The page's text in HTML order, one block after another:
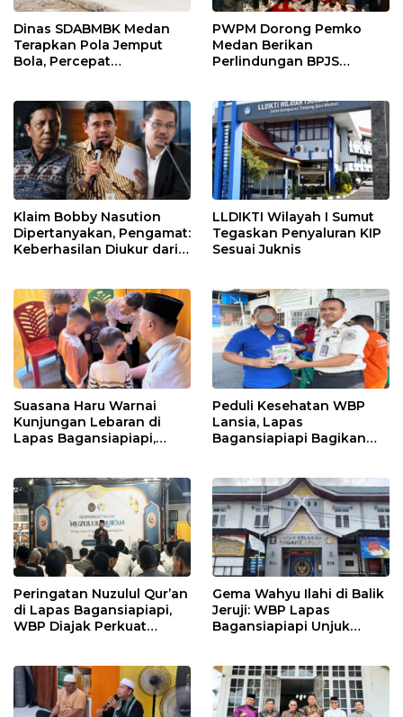
Dinas SDABMBK Medan
Terapkan Pola Jemput
Bola, Percepat
Kecamatan
PWPM Dorong Pemko
Medan Berikan
Perlindungan BPJS
Klaim Bobby Nasution
Dipertanyakan, Pengamat:
Keberhasilan Diukur dari
LLDIKTI Wilayah I Sumut
Tegaskan Penyaluran KIP
Sesuai Juknis
Suasana Haru Warnai
Kunjungan Lebaran di
Lapas Bagansiapiapi,
Peduli Kesehatan WBP
Lansia, Lapas
Bagansiapiapi Bagikan
Peringatan Nuzulul Qur’an
di Lapas Bagansiapiapi,
WBP Diajak Perkuat
Gema Wahyu Ilahi di Balik
Jeruji: WBP Lapas
Bagansiapiapi Unjuk